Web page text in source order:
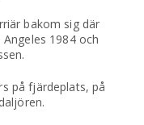
bakom sig där
1984 och
på fjärdeplats, på